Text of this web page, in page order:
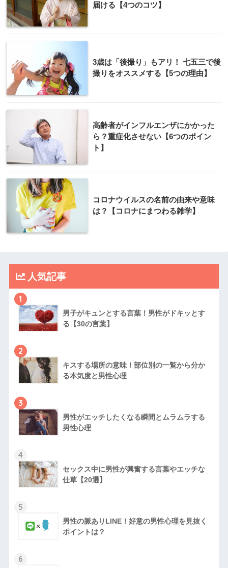
届ける【4つのコツ】
3歳は「後撮り」もアリ！ 七五三で後
撮りをオススメする【5つの理由】
高齢者がインフルエンザにかかった
ら？重症化させない【6つのポイン
ト】
コロナウイルスの名前の由来や意味
は？【コロナにまつわる雑学】
人気記事
1
男子がキュンとする言葉！男性がドキッとす
る【30の言葉】
2
キスする場所の意味！部位別の一覧から分か
る本気度と男性心理
3
男性がエッチしたくなる瞬間とムラムラする
男性心理
4
セックス中に男性が興奮する言葉やエッチな
仕草【20選】
5
男性の脈ありLINE！好意の男性心理を見抜く
ポイントは？
6